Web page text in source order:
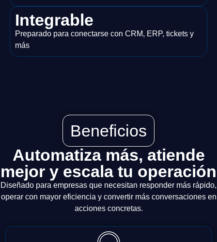
Integrable
Preparado para conectarse con CRM, ERP, tickets y
más
Beneficios
Automatiza más, atiende
mejor y escala tu operación
Diseñado para empresas que necesitan responder más rápido,
operar con mayor eficiencia y convertir más conversaciones en
acciones concretas.